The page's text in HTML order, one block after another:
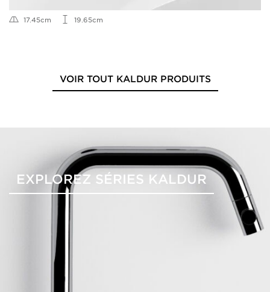
17.45cm 19.65cm
VOIR TOUT KALDUR PRODUITS
EXPLOREZ SÉRIES KALDUR